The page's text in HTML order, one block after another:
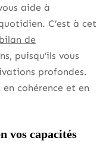
aide à
C’est à cet
de
puisqu’ils vous
profondes.
cohérence et en
vos capacités